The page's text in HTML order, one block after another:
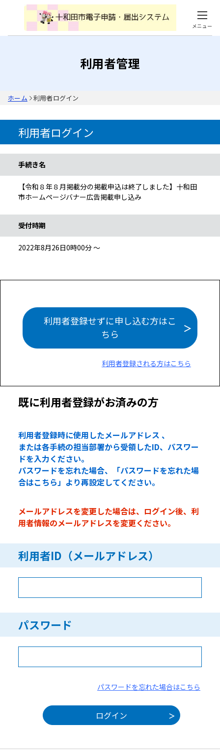
メニュー
利用者管理
ホーム 利用者ログイン
利用者ログイン
手続き名
【令和８年８月掲載分の掲載申込は終了しました】十和田
市ホームページバナー広告掲載申し込み
受付時期
2022年8月26日0時00分 ～
利用者登録せずに申し込む方はこ
ちら
利用者登録される方はこちら
既に利用者登録がお済みの方
利用者登録時に使用したメールアドレス 、
または各手続の担当部署から受領したID、パスワー
ドを入力ください。
パスワードを忘れた場合、「パスワードを忘れた場
合はこちら」より再設定してください。
メールアドレスを変更した場合は、ログイン後、利
用者情報のメールアドレスを変更ください。
利用者ID（メールアドレス）
パスワード
パスワードを忘れた場合はこちら